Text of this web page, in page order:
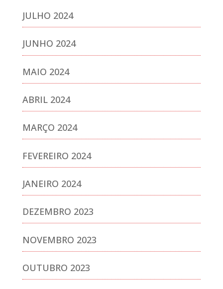
JULHO 2024
JUNHO 2024
MAIO 2024
ABRIL 2024
MARÇO 2024
FEVEREIRO 2024
JANEIRO 2024
DEZEMBRO 2023
NOVEMBRO 2023
OUTUBRO 2023